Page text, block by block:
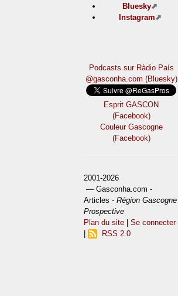
Bluesky
Instagram
Podcasts sur Ràdio País
@gasconha.com (Bluesky)
Esprit GASCON
(Facebook)
Couleur Gascogne
(Facebook)
2001-2026
— Gasconha.com -
Articles -Région Gascogne
Prospective
Plan du site |Se connecter
RSS 2.0